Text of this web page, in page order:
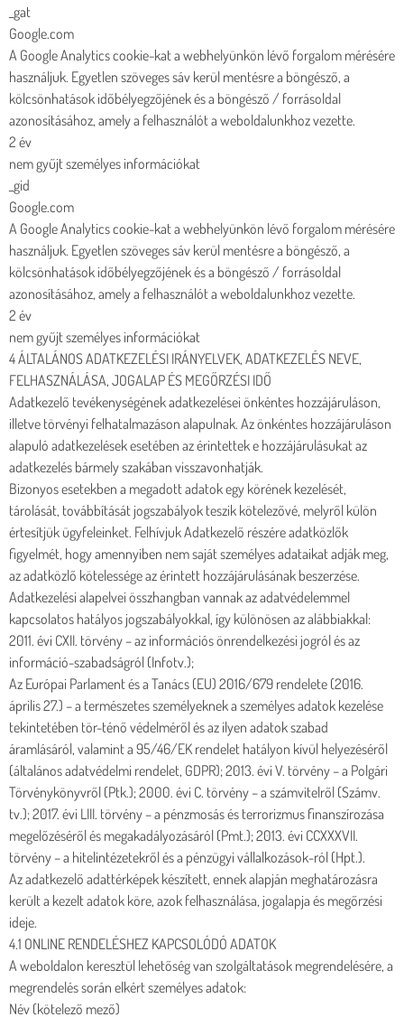
_gat
Google.com
A Google Analytics cookie-kat a webhelyünkön lévő forgalom mérésére
használjuk. Egyetlen szöveges sáv kerül mentésre a böngésző, a
kölcsönhatások időbélyegzőjének és a böngésző / forrásoldal
azonosításához, amely a felhasználót a weboldalunkhoz vezette.
2 év
nem gyűjt személyes információkat
_gid
Google.com
A Google Analytics cookie-kat a webhelyünkön lévő forgalom mérésére
használjuk. Egyetlen szöveges sáv kerül mentésre a böngésző, a
kölcsönhatások időbélyegzőjének és a böngésző / forrásoldal
azonosításához, amely a felhasználót a weboldalunkhoz vezette.
2 év
nem gyűjt személyes információkat
4 ÁLTALÁNOS ADATKEZELÉSI IRÁNYELVEK, ADATKEZELÉS NEVE,
FELHASZNÁLÁSA, JOGALAP ÉS MEGŐRZÉSI IDŐ
Adatkezelő tevékenységének adatkezelései önkéntes hozzájáruláson,
illetve törvényi felhatalmazáson alapulnak. Az önkéntes hozzájáruláson
alapuló adatkezelések esetében az érintettek e hozzájárulásukat az
adatkezelés bármely szakában visszavonhatják.
Bizonyos esetekben a megadott adatok egy körének kezelését,
tárolását, továbbítását jogszabályok teszik kötelezővé, melyről külön
értesítjük ügyfeleinket. Felhívjuk Adatkezelő részére adatközlők
figyelmét, hogy amennyiben nem saját személyes adataikat adják meg,
az adatközlő kötelessége az érintett hozzájárulásának beszerzése.
Adatkezelési alapelvei összhangban vannak az adatvédelemmel
kapcsolatos hatályos jogszabályokkal, így különösen az alábbiakkal:
2011. évi CXII. törvény – az információs önrendelkezési jogról és az
információ-szabadságról (Infotv.);
Az Európai Parlament és a Tanács (EU) 2016/679 rendelete (2016.
április 27.) – a természetes személyeknek a személyes adatok kezelése
tekintetében tör-ténő védelméről és az ilyen adatok szabad
áramlásáról, valamint a 95/46/EK rendelet hatályon kívül helyezéséről
(általános adatvédelmi rendelet, GDPR); 2013. évi V. törvény – a Polgári
Törvénykönyvről (Ptk.); 2000. évi C. törvény – a számvitelről (Számv.
tv.); 2017. évi LIII. törvény – a pénzmosás és terrorizmus finanszírozása
megelőzéséről és megakadályozásáról (Pmt.); 2013. évi CCXXXVII.
törvény – a hitelintézetekről és a pénzügyi vállalkozások-ról (Hpt.).
Az adatkezelő adattérképek készített, ennek alapján meghatározásra
került a kezelt adatok köre, azok felhasználása, jogalapja és megőrzési
ideje.
4.1 ONLINE RENDELÉSHEZ KAPCSOLÓDÓ ADATOK
A weboldalon keresztül lehetőség van szolgáltatások megrendelésére, a
megrendelés során elkért személyes adatok:
Név (kötelező mező)